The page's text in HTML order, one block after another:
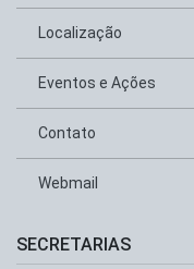
Localização
Eventos e Ações
Contato
Webmail
SECRETARIAS